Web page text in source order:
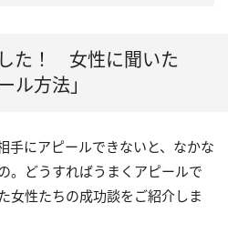
た！ 女性に聞いた
ル方法」
手にアピールできないと、なかな
。どうすればうまくアピールで
女性たちの成功談をご紹介しま